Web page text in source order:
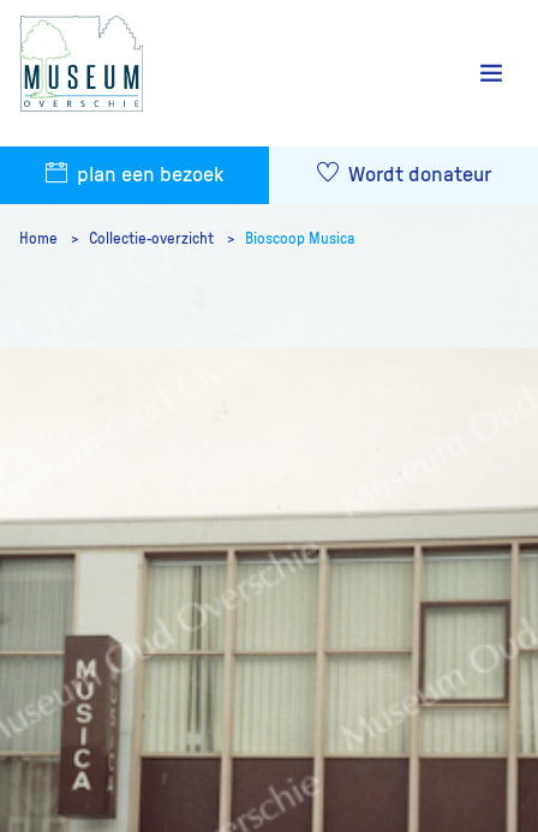
plan een bezoek Wordt donateur
Home Collectie-overzicht Bioscoop Musica